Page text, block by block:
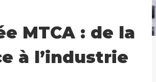
MTCA : de la
à l’industrie